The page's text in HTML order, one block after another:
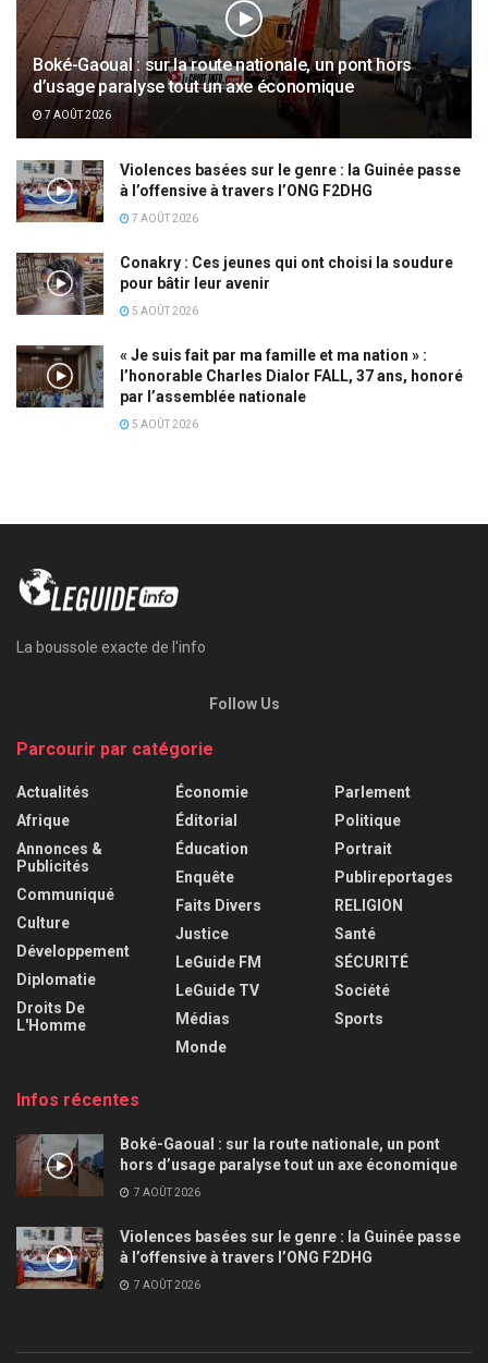
Boké-Gaoual : sur la route nationale, un pont hors
d’usage paralyse tout un axe économique
7 AOÛT 2026
Violences basées sur le genre : la Guinée passe
à l’offensive à travers l’ONG F2DHG
7 AOÛT 2026
Conakry : Ces jeunes qui ont choisi la soudure
pour bâtir leur avenir
5 AOÛT 2026
« Je suis fait par ma famille et ma nation » :
l’honorable Charles Dialor FALL, 37 ans, honoré
par l’assemblée nationale
5 AOÛT 2026
La boussole exacte de l'info
Follow Us
Parcourir par catégorie
Actualités
Afrique
Annonces &
Publicités
Communiqué
Culture
Développement
Diplomatie
Droits De
L'Homme
Économie
Éditorial
Éducation
Enquête
Faits Divers
Justice
LeGuide FM
LeGuide TV
Médias
Monde
Parlement
Politique
Portrait
Publireportages
RELIGION
Santé
SÉCURITÉ
Société
Sports
Infos récentes
Boké-Gaoual : sur la route nationale, un pont
hors d’usage paralyse tout un axe économique
7 AOÛT 2026
Violences basées sur le genre : la Guinée passe
à l’offensive à travers l’ONG F2DHG
7 AOÛT 2026